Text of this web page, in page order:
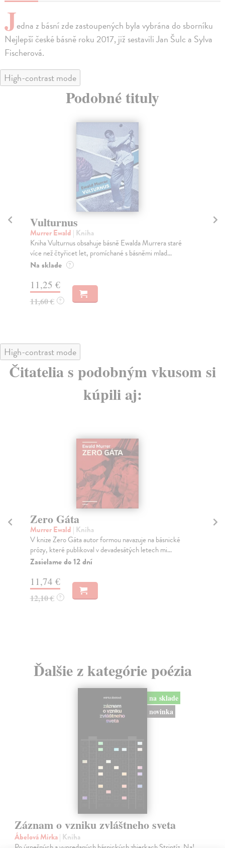
Jedna z básní zde zastoupených byla vybrána do sborníku
Nejlepší české básně roku 2017, již sestavili Jan Šulc a Sylva
Fischerová.
High-contrast mode
Podobné tituly
Vulturnus
Murrer Ewald | Kniha
Kniha Vulturnus obsahuje básně Ewalda Murrera staré
více než čtyřicet let, promíchané s básněmi mlad...
Na sklade ?
11,25 €
11,60 € ?
High-contrast mode
Čitatelia s podobným vkusom si
kúpili aj:
Zero Gáta
Murrer Ewald | Kniha
V knize Zero Gáta autor formou navazuje na básnické
prózy, které publikoval v devadesátých letech mi...
Zasielame do 12 dní
11,74 €
12,10 € ?
Ďalšie z kategórie poézia
na sklade
novinka
Záznam o vzniku zvláštneho sveta
Ábelová Mirka| Kniha